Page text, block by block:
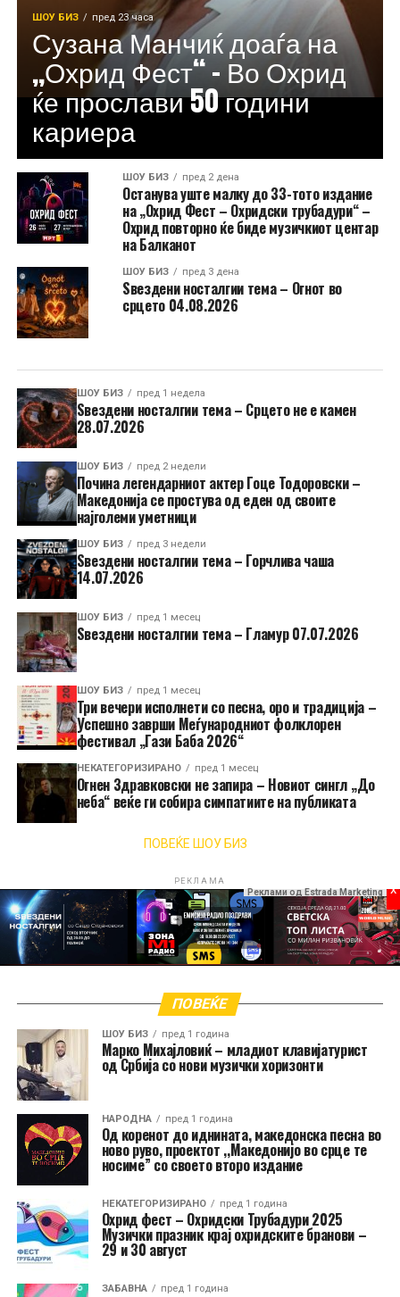
ШОУ БИЗ пред 23 часа
Сузана Манчиќ доаѓа на
„Охрид Фест“ – Во Охрид
ќе прослави 50 години
кариера
ШОУ БИЗ пред 2 дена
Останува уште малку до 33-тото издание
на „Охрид Фест – Охридски трубадури“ –
Охрид повторно ќе биде музичкиот центар
на Балканот
ШОУ БИЗ пред 3 дена
Ѕвездени носталгии тема – Огнот во
срцето 04.08.2026
ШОУ БИЗ пред 1 недела
Ѕвездени носталгии тема – Срцето не е камен
28.07.2026
ШОУ БИЗ пред 2 недели
Почина легендарниот актер Гоце Тодоровски –
Македонија се простува од еден од своите
најголеми уметници
ШОУ БИЗ пред 3 недели
Ѕвездени носталгии тема – Горчлива чаша
14.07.2026
ШОУ БИЗ пред 1 месец
Ѕвездени носталгии тема – Гламур 07.07.2026
ШОУ БИЗ пред 1 месец
Три вечери исполнети со песна, оро и традиција –
Успешно заврши Меѓународниот фолклорен
фестивал „Гази Баба 2026“
НЕКАТЕГОРИЗИРАНО пред 1 месец
Огнен Здравковски не запира – Новиот сингл „До
неба“ веќе ги собира симпатиите на публиката
ПОВЕЌЕ ШОУ БИЗ
РЕКЛАМА
Реклами од Estrada Marketing x
ПОВЕЌЕ
ШОУ БИЗ пред 1 година
Марко Михајловиќ – младиот клавијатурист
од Србија со нови музички хоризонти
НАРОДНА пред 1 година
Од коренот до иднината, македонска песна во
ново руво, проектот ,,Македонијо во срце те
носиме” со своето второ издание
НЕКАТЕГОРИЗИРАНО пред 1 година
Охрид фест – Охридски Трубадури 2025
Музички празник крај охридските бранови –
29 и 30 август
ЗАБАВНА пред 1 година